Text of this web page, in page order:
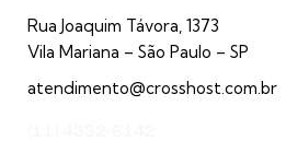
Rua Joaquim Távora, 1373
Vila Mariana – São Paulo – SP
atendimento@crosshost.com.br